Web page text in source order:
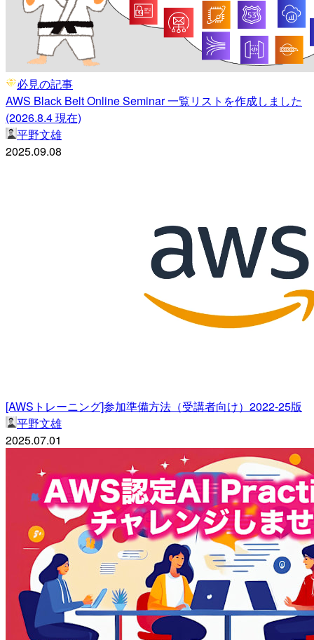
必見の記事
AWS Black Belt Online Seminar 一覧リストを作成しました
(2026.8.4 現在)
平野文雄
2025.09.08
[AWSトレーニング]参加準備方法（受講者向け）2022-25版
平野文雄
2025.07.01